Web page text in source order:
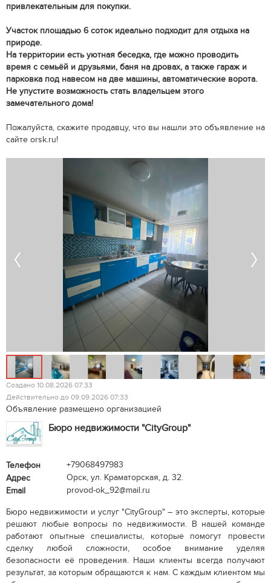
привлекательным для покупки.
Участок площадью 6 соток идеально подходит для отдыха на
природе.
На территории есть уютная беседка, где можно проводить
время с семьёй и друзьями, баня на дровах, а также гараж и
парковка под навесом на две машины, автоматические ворота.
Не упустите возможность стать владельцем этого
замечательного дома!
Пожалуйста, скажите продавцу, что вы нашли это объявление на
сайте orsk.ru!
Создано 10.08.2026 07:33
Действительно до 09.09.2026 07:33
Объявление размещено организацией
Бюро недвижимости "CityGroup"
Телефон
+79068497983
Адрес
Орск, ул. Краматорская, д. 32.
Email
provod-ok_92@mail.ru
Бюро недвижимости и услуг "CityGroup" – это эксперты, которые
решают любые вопросы по недвижимости. В нашей команде
работают опытные специалисты, которые помогут провести
сделку любой сложности, особое внимание уделяя
безопасности её проведения. Наши клиенты всегда получают
результат, за которым обращаются к нам. С каждым клиентом мы